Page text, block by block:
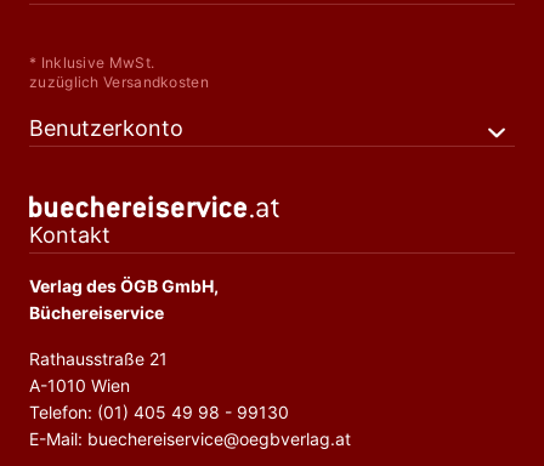
* Inklusive MwSt.
zuzüglich Versandkosten
Benutzerkonto
Kontakt
Verlag des ÖGB GmbH,
Büchereiservice
Rathausstraße 21
A-1010 Wien
Telefon: (01) 405 49 98 - 99130
E-Mail: buechereiservice@oegbverlag.at